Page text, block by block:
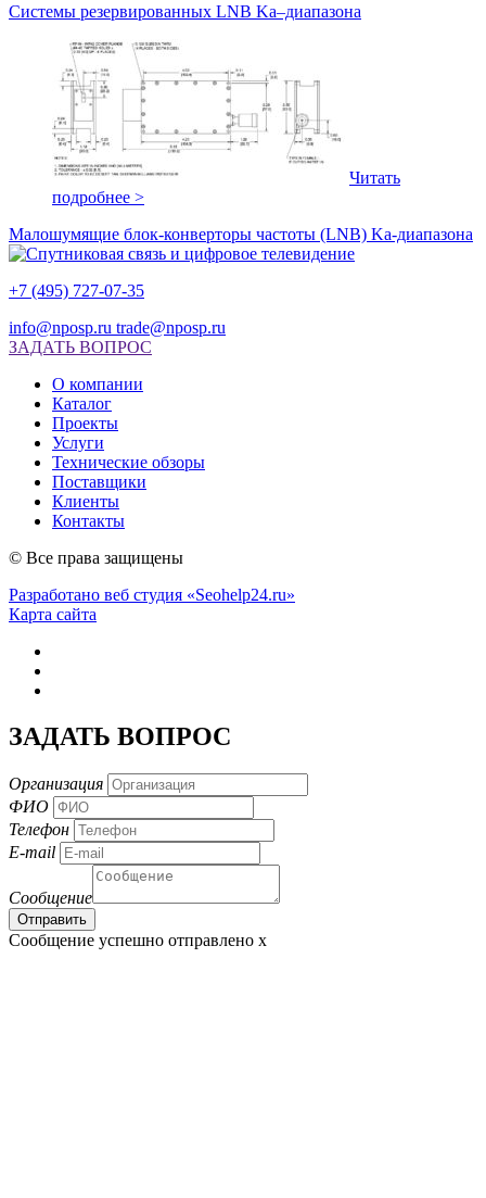
Системы резервированных LNB Ka–диапазона
Читать
подробнее >
Малошумящие блок-конверторы частоты (LNB) Ka-диапазона
+7 (495) 727-07-35
info@nposp.ru trade@nposp.ru
ЗАДАТЬ ВОПРОС
О компании
Каталог
Проекты
Услуги
Технические обзоры
Поставщики
Клиенты
Контакты
© Все права защищены
Разработано веб студия «Seohelp24.ru»
Карта сайта
ЗАДАТЬ ВОПРОС
Организация
ФИО
Телефон
E-mail
Сообщение
Сообщение успешно отправлено x